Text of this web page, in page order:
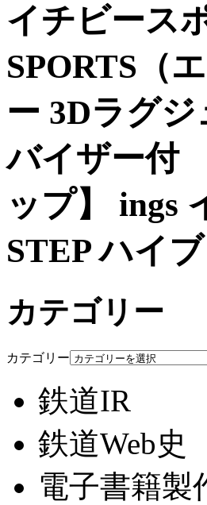
イチビース
SPORTS（
ー 3Dラグジ
バイザー付
ップ】 ings
STEP ハイ
カテゴリー
カテゴリー
鉄道IR
鉄道Web史
電子書籍製